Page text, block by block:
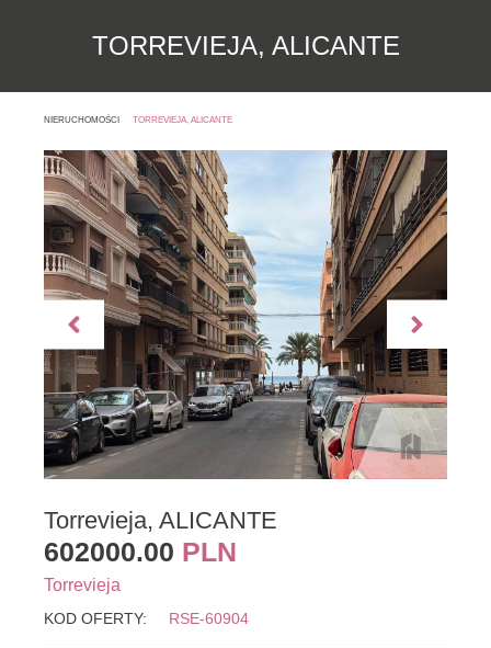
TORREVIEJA, ALICANTE
NIERUCHOMOŚCI TORREVIEJA, ALICANTE
Torrevieja, ALICANTE
602000.00 PLN
Torrevieja
KOD OFERTY: RSE-60904